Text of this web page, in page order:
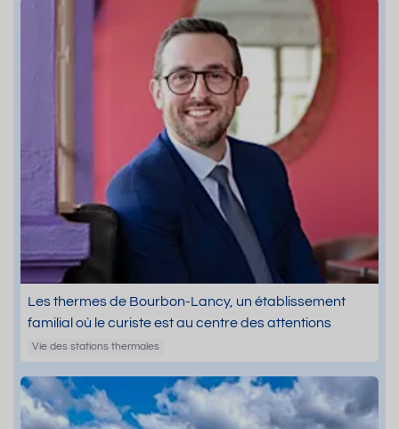
Les thermes de Bourbon-Lancy, un établissement
familial où le curiste est au centre des attentions
Vie des stations thermales